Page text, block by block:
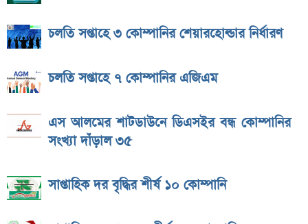
চলতি সপ্তাহে ৩ কোম্পানির শেয়ারহোল্ডার নির্ধারণ
চলতি সপ্তাহে ৭ কোম্পানির এজিএম
এস আলমের শাটডাউনে ডিএসইর বন্ধ কোম্পানির
সংখ্যা দাঁড়াল ৩৫
সাপ্তাহিক দর বৃদ্ধির শীর্ষ ১০ কোম্পানি